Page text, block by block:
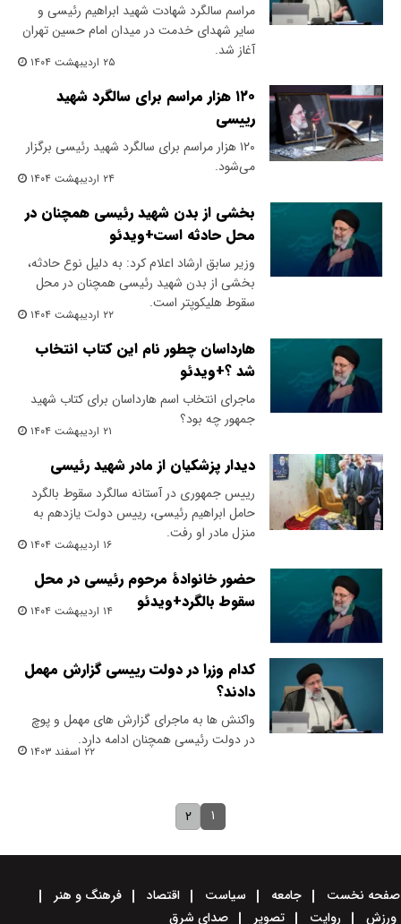
​مراسم سالگرد شهادت شهید ابراهیم رئیسی و
سایر شهدای خدمت در میدان امام حسین تهران
آغاز شد.
۲۵ اردیبهشت ۱۴۰۴
۱۲۰ هزار مراسم برای سالگرد شهید
رییسی
۱۲۰ هزار مراسم برای سالگرد شهید رئیسی برگزار
می‌شود.
۲۴ اردیبهشت ۱۴۰۴
بخشی از بدن شهید رئیسی همچنان در
محل حادثه است+ویدئو
وزیر سابق ارشاد اعلام کرد: به دلیل نوع حادثه،
بخشی از بدن شهید رئیسی همچنان در محل
سقوط هلیکوپتر است.
۲۲ اردیبهشت ۱۴۰۴
هارداسان چطور نام این کتاب انتخاب
شد ؟+ویدئو
ماجرای انتخاب اسم هارداسان برای کتاب شهید
جمهور چه بود؟
۲۱ اردیبهشت ۱۴۰۴
دیدار پزشکیان از مادر شهید رئیسی
رییس جمهوری در آستانه سالگرد سقوط بالگرد
حامل ابراهیم رئیسی، رییس دولت یازدهم به
منزل مادر او رفت.
۱۶ اردیبهشت ۱۴۰۴
حضور خانوادۀ مرحوم رئیسی در محل
سقوط بالگرد+ویدئو
۱۴ اردیبهشت ۱۴۰۴
کدام وزرا در دولت رییسی گزارش مهمل
دادند؟
واکنش ها به ماجرای گزارش های مهمل و پوچ
در دولت رئیسی همچنان ادامه دارد.
۲۲ اسفند ۱۴۰۳
۱ ۲
صفحه نخست جامعه سیاست اقتصاد
فرهنگ و هنر
ورزش
روایت تصویر صدای شرق